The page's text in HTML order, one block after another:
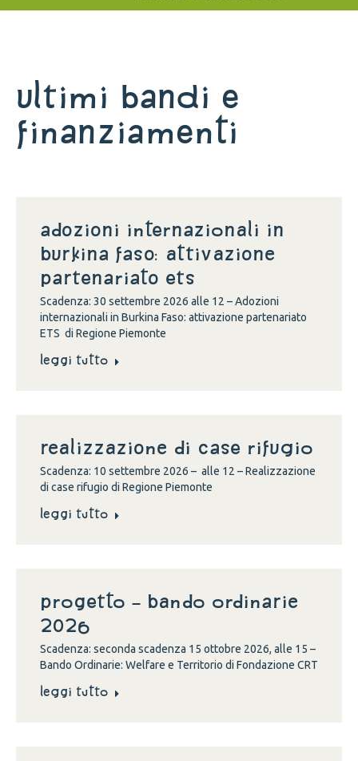
Ultimi bandi e
finanziamenti
Adozioni internazionali in
Burkina Faso: attivazione
partenariato ETS
Scadenza: 30 settembre 2026 alle 12 – Adozioni
internazionali in Burkina Faso: attivazione partenariato
ETS di Regione Piemonte
Leggi tutto
Realizzazione di case rifugio
Scadenza: 10 settembre 2026 – alle 12 – Realizzazione
di case rifugio di Regione Piemonte
Leggi tutto
Progetto – Bando Ordinarie
2026
Scadenza: seconda scadenza 15 ottobre 2026, alle 15 –
Bando Ordinarie: Welfare e Territorio di Fondazione CRT
Leggi tutto